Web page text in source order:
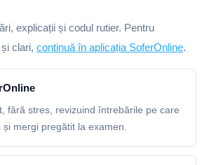
explicații și codul rutier. Pentru
clari, continuă în aplicația SoferOnline.
fără stres, revizuind întrebările pe care
mergi pregătit la examen.